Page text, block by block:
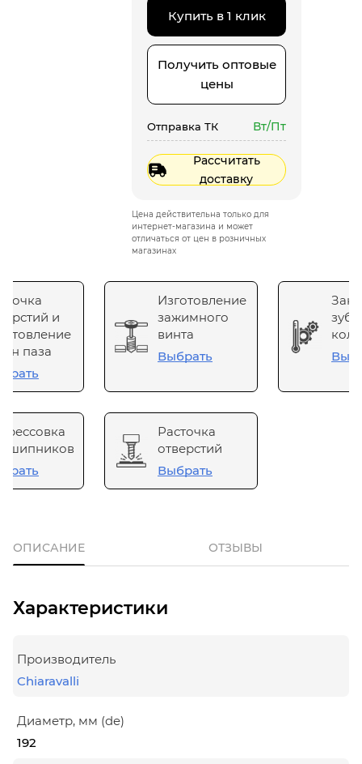
Купить в 1 клик
Получить оптовые
цены
Отправка ТК Вт/Пт
Рассчитать
доставку
Цена действительна только для
интернет-магазина и может
отличаться от цен в розничных
магазинах
и
паза
Изготовление
зажимного
винта
Выбрать
Расточка
отверстий
Выбрать
ОПИСАНИЕ ОТЗЫВЫ
Характеристики
Производитель
Chiaravalli
Диаметр, мм (de)
192